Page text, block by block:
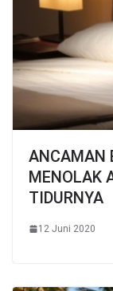
ANCAMAN
MENOLAK
TIDURNYA
12 Juni 2020